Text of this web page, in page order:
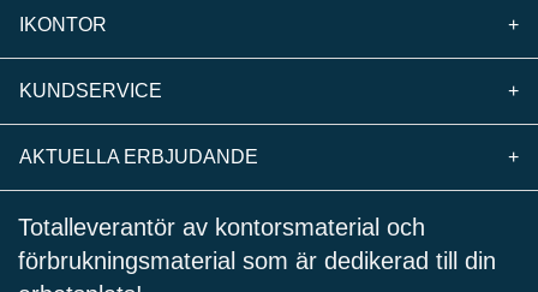
IKONTOR +
KUNDSERVICE +
AKTUELLA ERBJUDANDE +
Totalleverantör av kontorsmaterial och
förbrukningsmaterial som är dedikerad till din